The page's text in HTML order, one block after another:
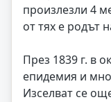
произлезли 4
от тях е родът
През 1839 г. в
епидемия и
Изселват се